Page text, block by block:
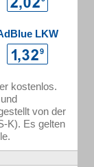
LKW
kostenlos.
von der
K). Es gelten